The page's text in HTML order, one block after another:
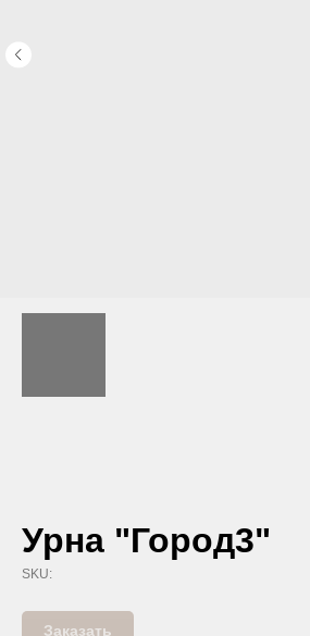
Урна "Город3"
SKU:
Заказать